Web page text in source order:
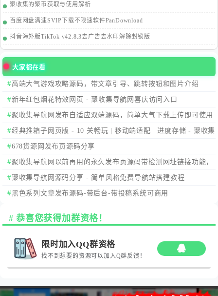
聚收集的聚币获取与使用解析
百度网盘满速SVIP下载不限速软件PanDownload
抖音海外版TikTok v42.8.3去广告去水印解除封锁版
大家都在看
高端大气游戏攻略源码，带文章引导、跳转按钮和图片介绍
新年红包烟花特效网页 - 聚收集导航网喜庆访问入口
聚收集导航网发布自适应双端源码，简单大气下载上传即可使用
经典推箱子网页版 - 10 关畅玩 | 移动端适配 | 进度存储 - 聚收集
导航网
678货源网发布页源码分享
聚收集导航网以前再用的永久发布页源码带检测网址链接功能，
功能俱全；
聚收集导航网源码分享 - 简单风格免费导航站搭建教程
黑色系列文章发布源码-带后台-带投稿系统可商用
恭喜您获得加群资格！
限时加入QQ群资格
找不到想要的资源可以加入Q群反馈！